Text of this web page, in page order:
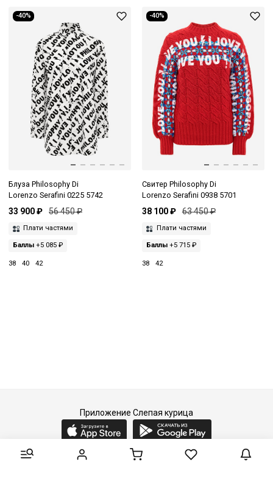
-40%
Блуза Philosophy Di
Lorenzo Serafini 0225 5742
33 900 ₽ 56 450 ₽
Плати частями
Баллы +5 085 ₽
38 40 42
-40%
Свитер Philosophy Di
Lorenzo Serafini 0938 5701
38 100 ₽ 63 450 ₽
Плати частями
Баллы+5 715 ₽
38 42
Приложение Слепая курица
2015-2026 © Слепая курица - fashion concept store.